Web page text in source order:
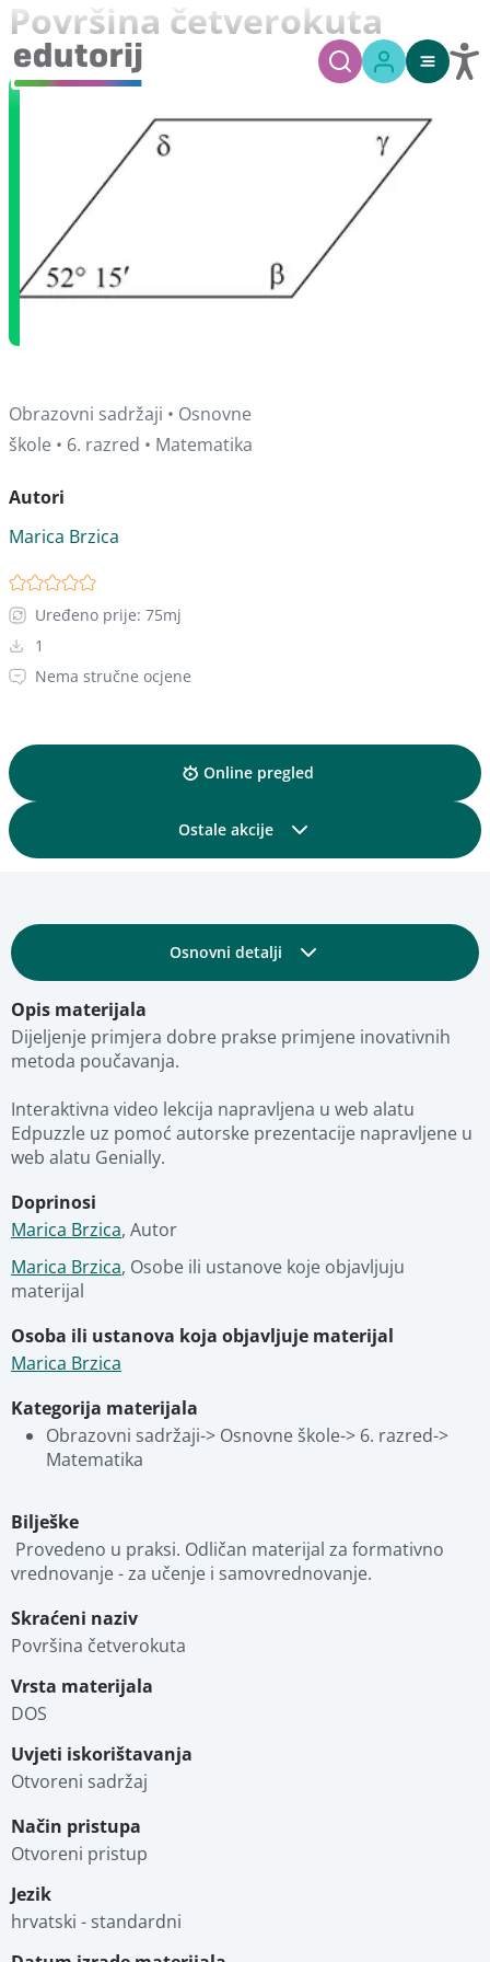
Površina četverokuta
Obrazovni sadržaji • Osnovne
škole • 6. razred • Matematika
Autori
Marica Brzica
Uređeno prije: 75mj
1
Nema stručne ocjene
Online pregled
Ostale akcije
Dodajte u kolekciju
Dodajte u favorite
Osnovni detalji
Obrazovni i tehnički detalji
Stručna ocjena
Povezani materijali
Opis materijala
Dijeljenje primjera dobre prakse primjene inovativnih
metoda poučavanja.
Interaktivna video lekcija napravljena u web alatu
Edpuzzle uz pomoć autorske prezentacije napravljene u
web alatu Genially.
Doprinosi
Marica Brzica, Autor
Marica Brzica, Osobe ili ustanove koje objavljuju
materijal
Osoba ili ustanova koja objavljuje materijal
Marica Brzica
Kategorija materijala
Obrazovni sadržaji-> Osnovne škole-> 6. razred->
Matematika
Bilješke
vrednovanje - za učenje i samovrednovanje.
Skraćeni naziv
Površina četverokuta
Vrsta materijala
DOS
Uvjeti iskorištavanja
Otvoreni sadržaj
Način pristupa
Otvoreni pristup
Jezik
hrvatski - standardni